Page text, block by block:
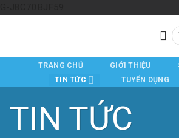
TRANG CHỦ GIỚI THIỆU
TIN TỨC
TUYỂN DỤNG
TIN TỨC